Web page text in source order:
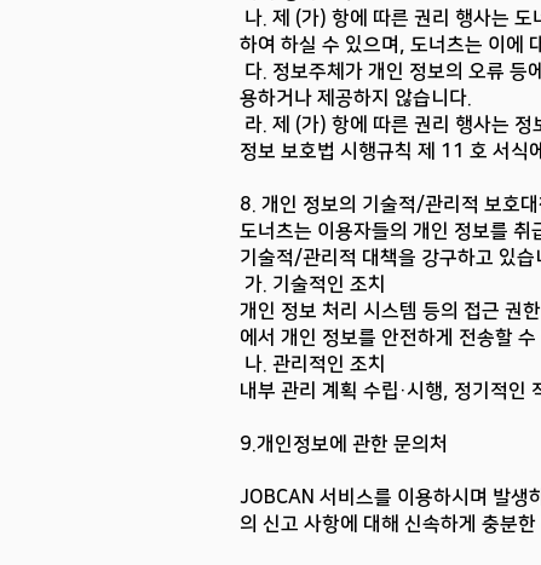
나. 제 (가) 항에 따른 권리 행사는
하여 하실 수 있으며, 도너츠는 이에
다. 정보주체가 개인 정보의 오류 등
용하거나 제공하지 않습니다.
라. 제 (가) 항에 따른 권리 행사는
정보 보호법 시행규칙 제 11 호 서식
8. 개인 정보의 기술적/관리적 보호대
도너츠는 이용자들의 개인 정보를
기술적/관리적 대책을 강구하고 있습
가. 기술적인 조치
개인 정보 처리 시스템 등의 접근 권
에서 개인 정보를 안전하게 전송할
나. 관리적인 조치
내부 관리 계획 수립·시행, 정기적인
9.개인정보에 관한 문의처
JOBCAN 서비스를 이용하시며 발생
의 신고 사항에 대해 신속하게 충분